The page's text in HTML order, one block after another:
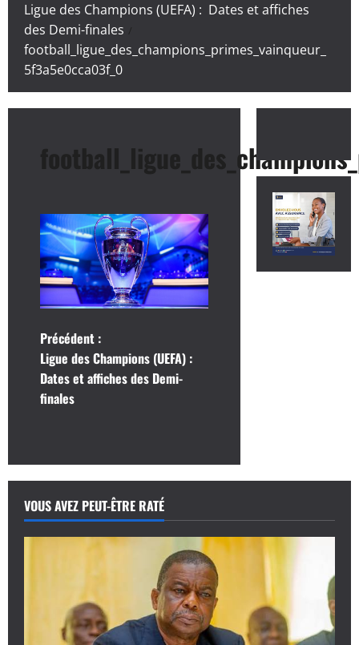
Ligue des Champions (UEFA) : Dates et affiches
des Demi-finales
football_ligue_des_champions_primes_vainqueur_
5f3a5e0cca03f_0
N
a
v
g
a
t
Précédent :
Ligue des Champions (UEFA) :
Dates et affiches des Demi-
finales
VOUS AVEZ PEUT-ÊTRE RATÉ